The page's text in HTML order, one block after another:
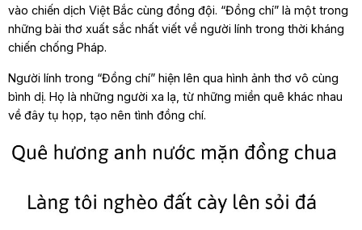
vào chiến dịch Việt Bắc cùng đồng đội. “Đồng chí” là một trong
những bài thơ xuất sắc nhất viết về người lính trong thời kháng
chiến chống Pháp.
Người lính trong “Đồng chí” hiện lên qua hình ảnh thơ vô cùng
bình dị. Họ là những người xa lạ, từ những miền quê khác nhau
về đây tụ họp, tạo nên tình đồng chí.